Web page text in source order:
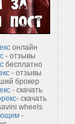
онлайн
- отзывы
бесплатно
- отзывы
брокер
- скачать
- скачать
wheels
-